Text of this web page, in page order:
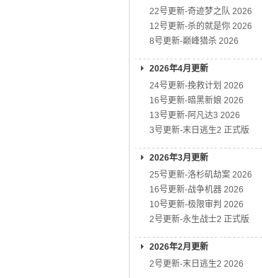
22号更新-奇迹梦之队 2026
12号更新-杀的就是你 2026
8号更新-巅峰猎杀 2026
2026年4月更新
24号更新-挽救计划 2026
16号更新-暗黑新娘 2026
13号更新-阿凡达3 2026
3号更新-末日逃生2 正式版
2026年3月更新
25号更新-洛杉矶劫案 2026
16号更新-战争机器 2026
10号更新-极限审判 2026
2号更新-永生战士2 正式版
2026年2月更新
2号更新-末日逃生2 2026